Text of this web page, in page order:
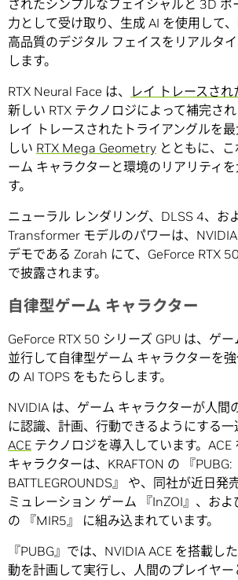
されたシンプルなフェイシャルと 3D ポ
力として受け取り、生成 AI を使用して
高品質のデジタル フェイスをリアルタ
します。
RTX Neural Face は、
レイ トレースさ
新しい RTX テクノロジによって補完さ
レイ トレースされたトライアングルを
しい RTX Mega Geometry とともに、
ーム キャラクターと環境のリアリティ
す。
ニューラル レンダリング、DLSS 4、お
Transformer モデルのパワーは、
デモである Zorah にて、GeForce RTX
で披露されます。
自律型ゲーム キャラクター
GeForce RTX 50 シリーズ GPU は、ゲ
並行して自律型ゲーム キャラクターを
の AI TOPS をもたらします。
NVIDIA は、ゲーム キャラクターが人間
に認識、計画、行動できるようにする一
ACE テクノロジを導入しています。ACE
キャラクターは、KRAFTON の 『PUBG:
BATTLEGROUNDS』 や、同社が近日発
ミュレーション ゲーム 『InZOI』、お
の 『MIR5』 に組み込まれています。
『PUBG』では、NVIDIA ACE を搭載し
動を計画して実行し、人間のプレイヤー